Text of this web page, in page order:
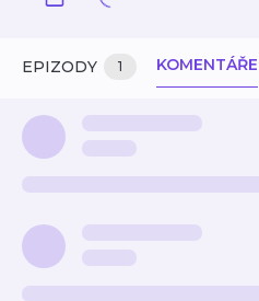
EPIZODY 1 KOMENTÁŘE